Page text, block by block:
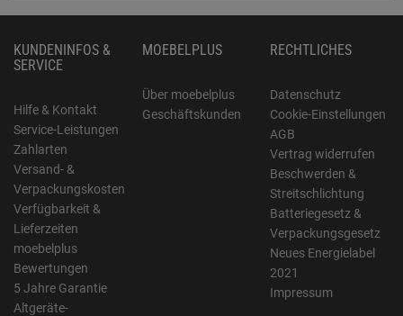
KUNDENINFOS &
SERVICE
Hilfe & Kontakt
Service-Leistungen
Zahlarten
Versand- &
Verpackungskosten
Verfügbarkeit &
Lieferzeiten
moebelplus
Bewertungen
5 Jahre Garantie
Altgeräte-
MOEBELPLUS
Über moebelplus
Geschäftskunden
RECHTLICHES
Datenschutz
Cookie-Einstellungen
AGB
Vertrag widerrufen
Beschwerden &
Streitschlichtung
Batteriegesetz &
Verpackungsgesetz
Neues Energielabel
2021
Impressum